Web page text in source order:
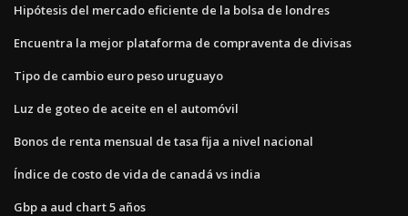
Hipótesis del mercado eficiente de la bolsa de londres
Encuentra la mejor plataforma de compraventa de divisas
Tipo de cambio euro peso uruguayo
Luz de goteo de aceite en el automóvil
Bonos de renta mensual de tasa fija a nivel nacional
Índice de costo de vida de canadá vs india
Gbp a aud chart 5 años